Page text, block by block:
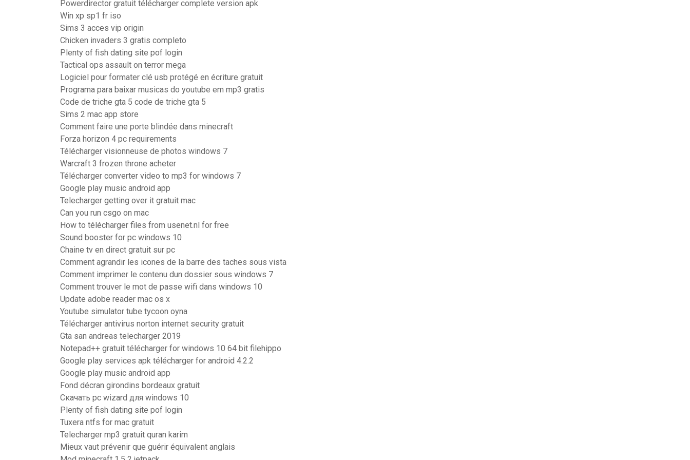
Powerdirector gratuit télécharger complete version apk
Win xp sp1 fr iso
Sims 3 acces vip origin
Chicken invaders 3 gratis completo
Plenty of fish dating site pof login
Tactical ops assault on terror mega
Logiciel pour formater clé usb protégé en écriture gratuit
Programa para baixar musicas do youtube em mp3 gratis
Code de triche gta 5 code de triche gta 5
Sims 2 mac app store
Comment faire une porte blindée dans minecraft
Forza horizon 4 pc requirements
Télécharger visionneuse de photos windows 7
Warcraft 3 frozen throne acheter
Télécharger converter video to mp3 for windows 7
Google play music android app
Telecharger getting over it gratuit mac
Can you run csgo on mac
How to télécharger files from usenet.nl for free
Sound booster for pc windows 10
Chaine tv en direct gratuit sur pc
Comment agrandir les icones de la barre des taches sous vista
Comment imprimer le contenu dun dossier sous windows 7
Comment trouver le mot de passe wifi dans windows 10
Update adobe reader mac os x
Youtube simulator tube tycoon oyna
Télécharger antivirus norton internet security gratuit
Gta san andreas telecharger 2019
Notepad++ gratuit télécharger for windows 10 64 bit filehippo
Google play services apk télécharger for android 4.2.2
Google play music android app
Fond décran girondins bordeaux gratuit
Скачать pc wizard для windows 10
Plenty of fish dating site pof login
Tuxera ntfs for mac gratuit
Telecharger mp3 gratuit quran karim
Mieux vaut prévenir que guérir équivalent anglais